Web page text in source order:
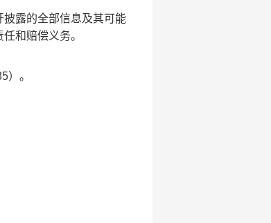
露的全部信息及其可能
和赔偿义务。
）。